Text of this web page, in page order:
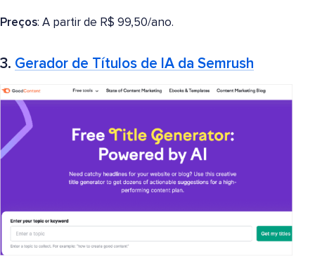
Preços: A partir de R$ 99,50/ano.
3. Gerador de Títulos de IA da Semrush